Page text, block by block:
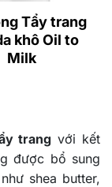
Tẩy trang
khô Oil to
Milk
trang với kết
được bổ sung
shea butter,